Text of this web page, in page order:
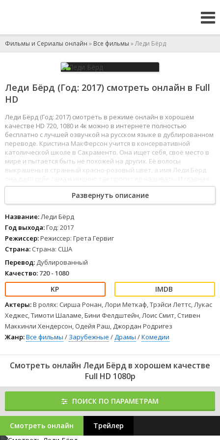
Фильмы и Сериалы онлайн » Все фильмы » Леди Бёрд
Леди Бёрд (Год: 2017) смотреть онлайн в Full
HD
Леди Бёрд (Год: 2017) смотреть в режиме онлайн в хорошем
качестве HD 720, 1080 и 4к можно в интернете полностью
бесплатно с лучшей озвучкой на русском языке в дублированном
переводе. Кристина МакФерсон учится в консервативной
католической школе в Сакраменто. Она ищет себя, своё место в
мире и пытается быть не похожей на других. Её волосы
выкрашены в странный красно-розовый цвет, а имя Леди Бёрд
её мечта - вырваться из этого провинциального захолустья и
поехать учиться в Нью-Йорк.
12345 678
Развернуть описание
Название:Леди Бёрд
Год выхода:Год: 2017
Режиссер:Режиссер: Грета Гервиг
Страна: Страна: США
Перевод: Дублированный
Качество: 720 - 1080
Актеры:В ролях: Сирша Ронан, Лори Меткаф, Трэйси Леттс, Лукас
Хеджес, Тимоти Шаламе, Бини Фелдштейн, Лоис Смит, Стивен
Маккинли Хендерсон, Одейя Раш, Джордан Родригез
Жанр:Все фильмы / Зарубежные /Драмы /Комедии
Смотреть онлайн Леди Бёрд в хорошем качестве
Full HD 1080p
ПОИСК ПО ПАРАМЕТРАМ
Смотреть онлайн Трейлер